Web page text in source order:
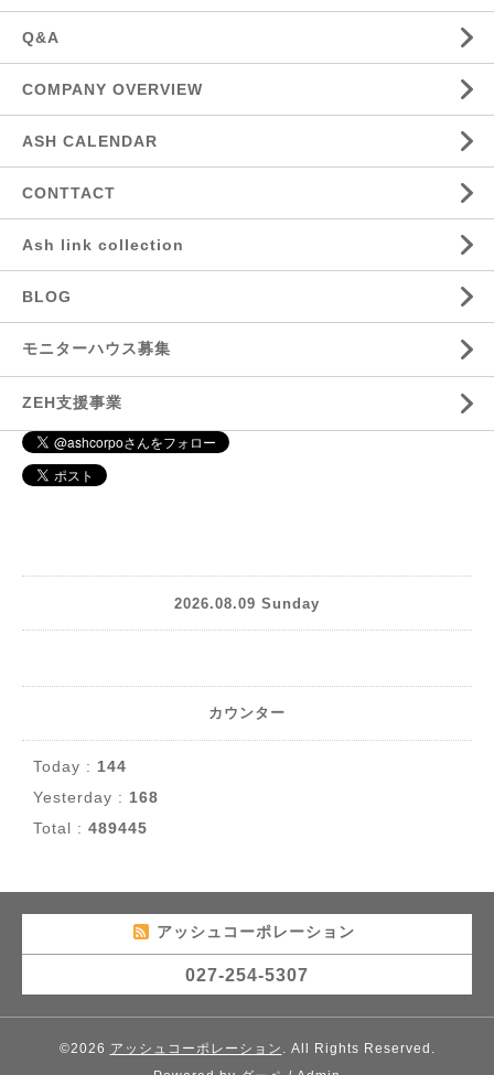
Q&A
COMPANY OVERVIEW
ASH CALENDAR
CONTTACT
Ash link collection
BLOG
モニターハウス募集
ZEH支援事業
2026.08.09 Sunday
カウンター
Today : 144
Yesterday : 168
Total : 489445
アッシュコーポレーション
027-254-5307
©2026 アッシュコーポレーション . All Rights Reserved.